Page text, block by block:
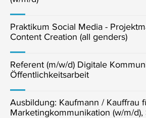
Praktikum Social Media -
Content Creation (all genders)
Referent (m/w/d) Digitale
Öffentlichkeitsarbeit
Ausbildung: Kaufmann / Kauffrau
Marketingkommunikation (w/m/